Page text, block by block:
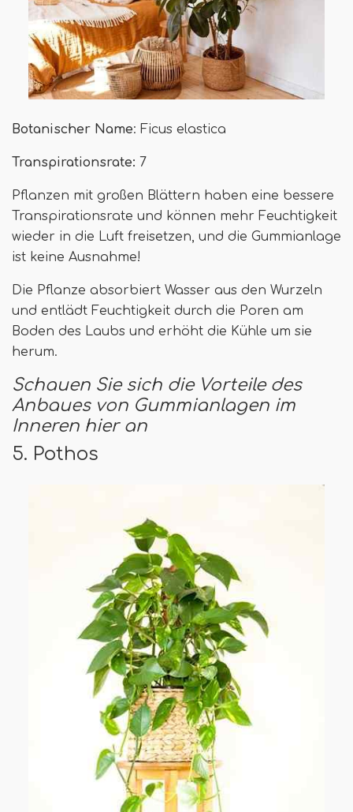
Botanischer Name: Ficus elastica
Transpirationsrate: 7
Pflanzen mit großen Blättern haben eine bessere
Transpirationsrate und können mehr Feuchtigkeit
wieder in die Luft freisetzen, und die Gummianlage
ist keine Ausnahme!
Die Pflanze absorbiert Wasser aus den Wurzeln
und entlädt Feuchtigkeit durch die Poren am
Boden des Laubs und erhöht die Kühle um sie
herum.
Schauen Sie sich die Vorteile des
Anbaues von Gummianlagen im
Inneren hier an
5. Pothos